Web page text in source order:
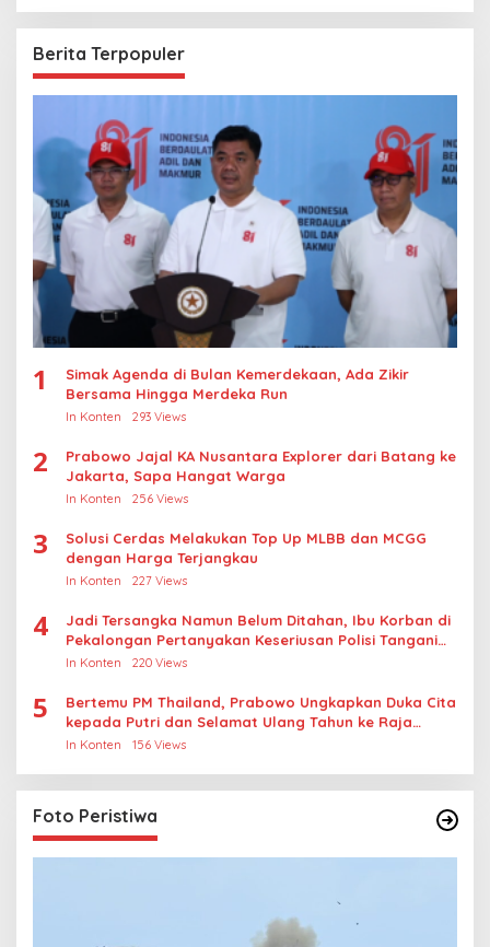
Berita Terpopuler
1
Simak Agenda di Bulan Kemerdekaan, Ada Zikir
Bersama Hingga Merdeka Run
In Konten 293 Views
2
Prabowo Jajal KA Nusantara Explorer dari Batang ke
Jakarta, Sapa Hangat Warga
In Konten 256 Views
3
Solusi Cerdas Melakukan Top Up MLBB dan MCGG
dengan Harga Terjangkau
In Konten 227 Views
4
Jadi Tersangka Namun Belum Ditahan, Ibu Korban di
Pekalongan Pertanyakan Keseriusan Polisi Tangani
Kasus Rudapksa Sampai Anaknya Hamil
In Konten 220 Views
5
Bertemu PM Thailand, Prabowo Ungkapkan Duka Cita
kepada Putri dan Selamat Ulang Tahun ke Raja
Thailand
In Konten 156 Views
Foto Peristiwa